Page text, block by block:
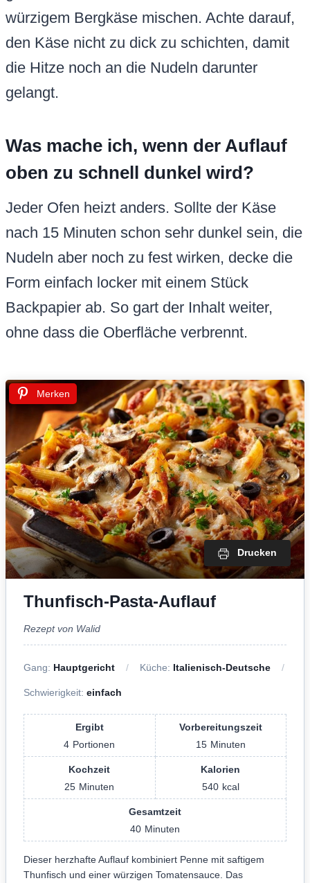
würzigem Bergkäse mischen. Achte darauf,
den Käse nicht zu dick zu schichten, damit
die Hitze noch an die Nudeln darunter
gelangt.
Was mache ich, wenn der Auflauf
oben zu schnell dunkel wird?
Jeder Ofen heizt anders. Sollte der Käse
nach 15 Minuten schon sehr dunkel sein, die
Nudeln aber noch zu fest wirken, decke die
Form einfach locker mit einem Stück
Backpapier ab. So gart der Inhalt weiter,
ohne dass die Oberfläche verbrennt.
Merken
Drucken
Thunfisch-Pasta-Auflauf
Rezept von Walid
Gang: Hauptgericht Küche: Italienisch-Deutsche
Schwierigkeit: einfach
Ergibt
4 Portionen
Vorbereitungszeit
15 Minuten
Kochzeit
25 Minuten
Kalorien
540 kcal
Gesamtzeit
40 Minuten
Dieser herzhafte Auflauf kombiniert Penne mit saftigem
Thunfisch und einer würzigen Tomatensauce. Das